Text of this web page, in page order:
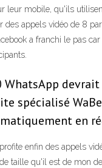
leur mobile, qu'ils
des appels vidéo de 8
a franchi le pas
WhatsApp
spécialisé
en
enfin des appels
taille qu'il est de mon